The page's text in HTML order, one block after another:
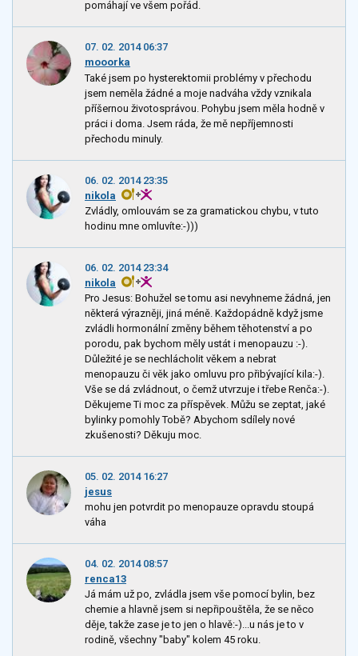
pomáhají ve všem pořád.
07. 02. 2014 06:37
mooorka
Také jsem po hysterektomii problémy v přechodu
jsem neměla žádné a moje nadváha vždy vznikala
příšernou životosprávou. Pohybu jsem měla hodně v
práci i doma. Jsem ráda, že mě nepříjemnosti
přechodu minuly.
06. 02. 2014 23:35
nikola
Zvládly, omlouvám se za gramatickou chybu, v tuto
hodinu mne omluvíte:-)))
06. 02. 2014 23:34
nikola
Pro Jesus: Bohužel se tomu asi nevyhneme žádná, jen
některá výrazněji, jiná méně. Každopádně když jsme
zvládli hormonální změny během těhotenství a po
porodu, pak bychom měly ustát i menopauzu :-).
Důležité je se nechlácholit věkem a nebrat
menopauzu či věk jako omluvu pro přibývající kila:-).
Vše se dá zvládnout, o čemž utvrzuje i třebe Renča:-).
Děkujeme Ti moc za příspěvek. Můžu se zeptat, jaké
bylinky pomohly Tobě? Abychom sdílely nové
zkušenosti? Děkuju moc.
05. 02. 2014 16:27
jesus
mohu jen potvrdit po menopauze opravdu stoupá
váha
04. 02. 2014 08:57
renca13
Já mám už po, zvládla jsem vše pomocí bylin, bez
chemie a hlavně jsem si nepřipouštěla, že se něco
děje, takže zase je to jen o hlavě:-)...u nás je to v
rodině, všechny "baby" kolem 45 roku.